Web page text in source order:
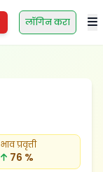
लॉगिन करा
भाव प्रवृत्ती
76 %